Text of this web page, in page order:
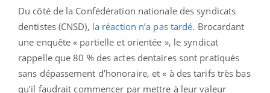
Du côté de la Confédération nationale des syndicats
dentistes (CNSD), la réaction n’a pas tardé. Brocardant
une enquête « partielle et orientée », le syndicat
rappelle que 80 % des actes dentaires sont pratiqués
sans dépassement d’honoraire, et « à des tarifs très bas
qu’il faudrait commencer par mettre à leur valeur